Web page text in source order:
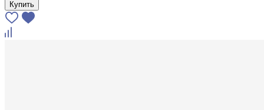
Купить